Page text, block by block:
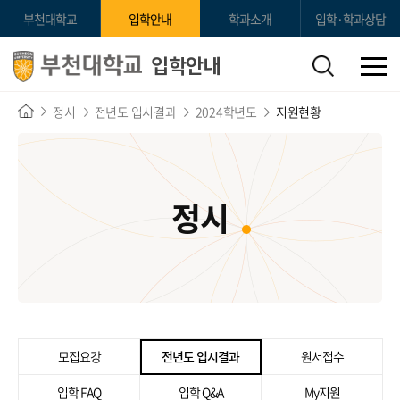
부천대학교 입학안내 학과소개 입학·학과상담
입학안내
정시 전년도 입시결과 2024학년도 지원현황
정시
모집요강 전년도 입시결과
원서접수
입학 FAQ
입학 Q&A My지원